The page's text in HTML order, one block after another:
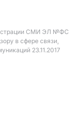
СМИ ЭЛ №ФС
в сфере связи,
23.11.2017